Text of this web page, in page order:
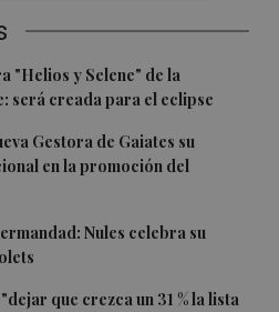
"Helios y Selene" de la
será creada para el eclipse
Gestora de Gaiates su
en la promoción del
Nules celebra su
que crezca un 31 % la lista